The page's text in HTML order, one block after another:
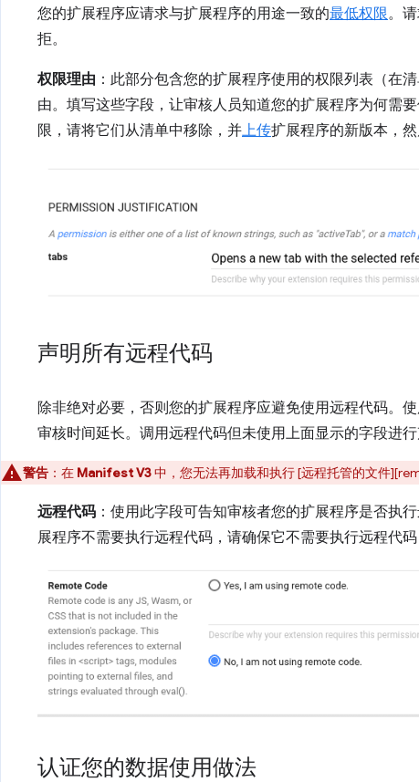
您的扩展程序应请求与扩展程序的用途一致的最低权限。
拒。
权限理由 ：此部分包含您的扩展程序使用的权限列表（在
由。填写这些字段，让审核人员知道您的扩展程序为何需
限，请将它们从清单中移除，并上传扩展程序的新版本，然
声明所有远程代码
除非绝对必要，否则您的扩展程序应避免使用远程代码。
审核时间延长。调用远程代码但未使用上面显示的字段进
警告 ：在 Manifest V3中，您无法再加载和执行 [远程托管的文件
远程代码 ：使用此字段可告知审核者您的扩展程序是否执
展程序不需要执行远程代码，请确保它不需要执行远程代码
认证您的数据使用做法